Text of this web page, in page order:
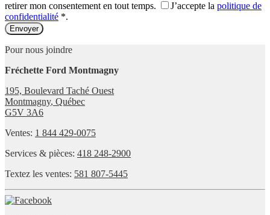
retirer mon consentement en tout temps.
J’accepte la politique de
confidentialité *.
Pour nous joindre
Fréchette Ford Montmagny
195, Boulevard Taché Ouest
Montmagny, Québec
G5V 3A6
Ventes: 1 844 429-0075
Services & pièces: 418 248-2900
Textez les ventes: 581 807-5445